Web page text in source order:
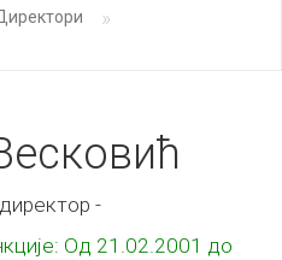
»
-
Од 21.02.2001 до